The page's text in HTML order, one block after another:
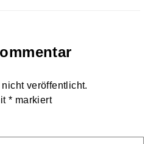
veröffentlicht.
* markiert